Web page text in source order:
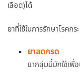
เลือด)ได้
ยาที่ใช้ในการรักษาโรคก
ยาลดกรด
ยากลุ่มนี้มักใช้เพื่อ